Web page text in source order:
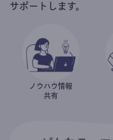
サポートします。
ノウハウ情報
共有